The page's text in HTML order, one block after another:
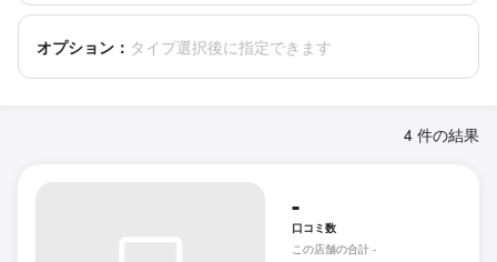
オプション： タイプ選択後に指定できます
4 件の結果
-
口コミ数
この店舗の合計 -